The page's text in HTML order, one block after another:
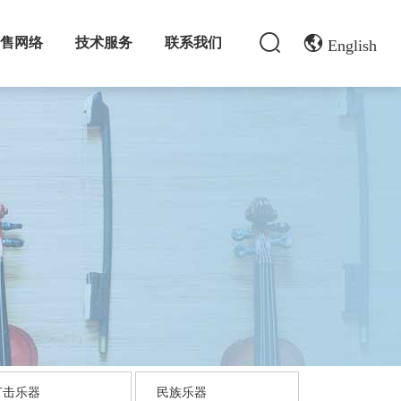
网络 技术服务 联系我们 English
击乐器 民族乐器